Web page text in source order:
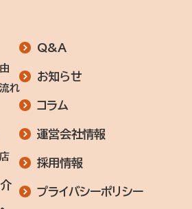
れ
Q&A
お知らせ
コラム
運営会社情報
採用情報
プライバシーポリシー